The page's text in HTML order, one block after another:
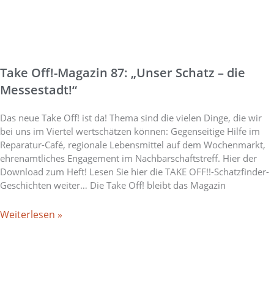
Take Off!-Magazin 87: „Unser Schatz – die
Messestadt!“
Das neue Take Off! ist da! Thema sind die vielen Dinge, die wir
bei uns im Viertel wertschätzen können: Gegenseitige Hilfe im
Reparatur-Café, regionale Lebensmittel auf dem Wochenmarkt,
ehrenamtliches Engagement im Nachbarschaftstreff. Hier der
Download zum Heft! Lesen Sie hier die TAKE OFF!!-Schatzfinder-
Geschichten weiter… Die Take Off! bleibt das Magazin
Weiterlesen »